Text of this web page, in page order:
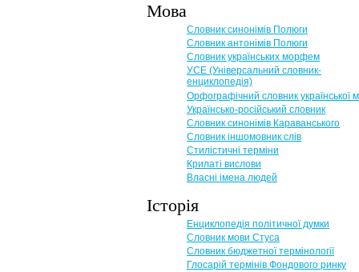
Мова
Словник синонімів Полюги
Словник антонімів Полюги
Словник українських морфем
УСЕ (Універсальний словник-
енциклопедія)
Орфографічний словник української
Українсько-російський словник
Словник синонімів Караванського
Словник іншомовник слів
Стилістичні терміни
Крилаті вислови
Власні імена людей
Історія
Енциклопедія політичної думки
Словник мови Стуса
Словник бюджетної термінології
Глосарій термінів Фондового ринку